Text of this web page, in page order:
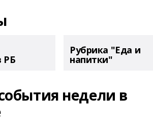
РБ
Рубрика "Еда и
напитки"
недели в